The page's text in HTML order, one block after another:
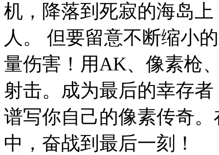
机，降落到死寂的海岛
人。 但要留意不断缩小
量伤害！用AK、像素枪
射击。成为最后的幸存
谱写你自己的像素传奇
中，奋战到最后一刻！